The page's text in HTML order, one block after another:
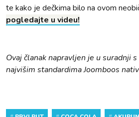
te kako je dečkima bilo na ovom
pogledajte u videu!
Ovaj članak napravljen je u suradnji
najvišim standardima Joomboos